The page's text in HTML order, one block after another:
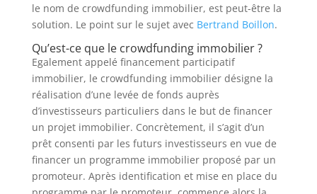
le nom de crowdfunding immobilier, est peut-être la
solution. Le point sur le sujet avec Bertrand Boillon.
Qu’est-ce que le crowdfunding immobilier ?
Egalement appelé financement participatif
immobilier, le crowdfunding immobilier désigne la
réalisation d’une levée de fonds auprès
d’investisseurs particuliers dans le but de financer
un projet immobilier. Concrètement, il s’agit d’un
prêt consenti par les futurs investisseurs en vue de
financer un programme immobilier proposé par un
promoteur. Après identification et mise en place du